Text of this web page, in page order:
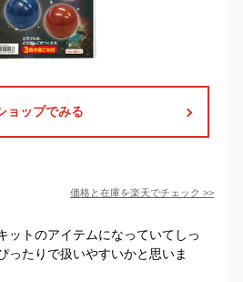
ョップでみる
価格と在庫を楽天でチェック >>
ットのアイテムになっていてしっ
ったりで扱いやすいかと思いま